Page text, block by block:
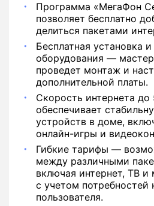
Программа «МегаФон
позволяет бесплатно
делиться пакетами
Бесплатная установка
оборудования —
проведет монтаж и
дополнительной платы.
Скорость интернета
обеспечивает
устройств в доме,
онлайн-игры и
Гибкие тарифы —
между различными
включая интернет, ТВ и
с учетом потребностей
пользователя.